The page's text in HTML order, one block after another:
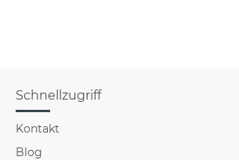
Schnellzugriff
Kontakt
Blog